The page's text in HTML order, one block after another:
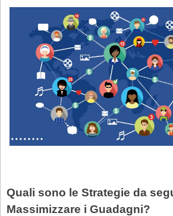
Quali sono le Strategie da
Massimizzare i Guadagni?